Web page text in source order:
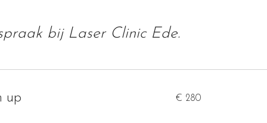
bij Laser Clinic Ede.
up
280
euro
€ 280